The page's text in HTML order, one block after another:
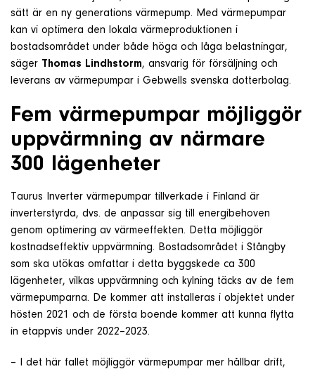
sätt är en ny generations värmepump. Med värmepumpar
kan vi optimera den lokala värmeproduktionen i
bostadsområdet under både höga och låga belastningar,
säger Thomas Lindhstorm, ansvarig för försäljning och
leverans av värmepumpar i Gebwells svenska dotterbolag.
Fem värmepumpar möjliggör
uppvärmning av närmare
300 lägenheter
Taurus Inverter värmepumpar tillverkade i Finland är
inverterstyrda, dvs. de anpassar sig till energibehoven
genom optimering av värmeeffekten. Detta möjliggör
kostnadseffektiv uppvärmning. Bostadsområdet i Stångby
som ska utökas omfattar i detta byggskede ca 300
lägenheter, vilkas uppvärmning och kylning täcks av de fem
värmepumparna. De kommer att installeras i objektet under
hösten 2021 och de första boende kommer att kunna flytta
in etappvis under 2022–2023.
– I det här fallet möjliggör värmepumpar mer hållbar drift,